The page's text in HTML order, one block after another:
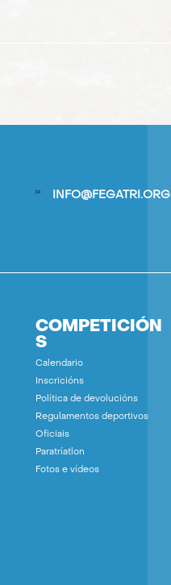
INFO@FEGATRI.ORG
COMPETICIÓN
S
Calendario
Inscricións
Política de devolucións
Regulamentos deportivos
Oficiais
Paratríatlon
Fotos e vídeos